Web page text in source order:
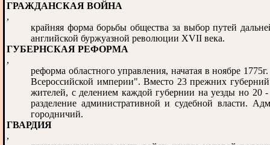
ГРАЖДАНСКАЯ ВОЙНА
,
крайняя форма борьбы общества за выбор путей
английской буржуазной революции XVII века.
ГУБЕРНСКАЯ РЕФОРМА
,
реформа областного управления, начатая в ноябре
Всероссийской империи". Вместо 23 прежних
жителей, с делением каждой губернии на уезды но 20
разделение административной и судебной власти.
городничий.
ГВАРДИЯ
,